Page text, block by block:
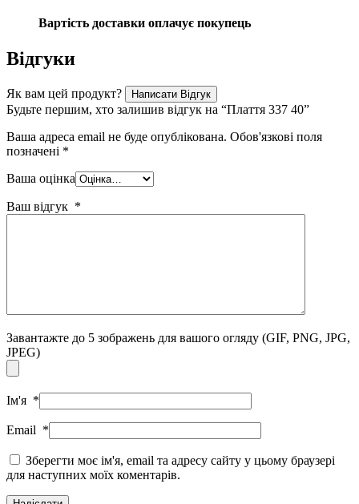
Вартість доставки оплачує покупець
Відгуки
Як вам цей продукт? Написати Відгук
Будьте першим, хто залишив відгук на “Плаття 337 40”
Ваша адреса email не буде опублікована. Обов'язкові поля
позначені *
Ваша оцінка
Ваш відгук *
Завантажте до 5 зображень для вашого огляду (GIF, PNG, JPG,
JPEG)
Ім'я *
Email *
Зберегти моє ім'я, email та адресу сайту у цьому браузері
для наступних моїх коментарів.